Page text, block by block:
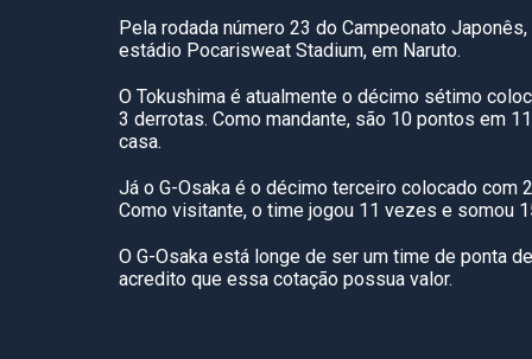
Pela rodada número 23 do Campeonato
estádio Pocarisweat Stadium, em Naruto.
O Tokushima é atualmente o décimo sétimo
3 derrotas. Como mandante, são 10 pontos em
casa.
Já o G-Osaka é o décimo terceiro colocado
Como visitante, o time jogou 11 vezes e somou
O G-Osaka está longe de ser um time de ponta
acredito que essa cotação possua valor.